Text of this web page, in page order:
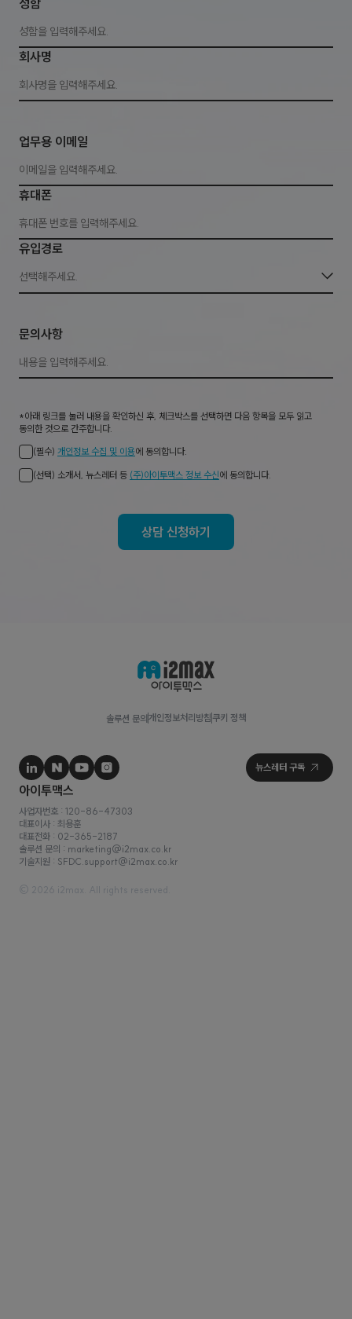
성함
회사명
업무용 이메일
휴대폰
유입경로
선택해주세요.
문의사항
*아래 링크를 눌러 내용을 확인하신 후, 체크박스를 선택하면 다음 항목을 모두 읽고
동의한 것으로 간주합니다.
(필수) 개인정보 수집 및 이용에 동의합니다.
(선택) 소개서, 뉴스레터 등 (주)아이투맥스 정보 수신에 동의합니다.
상담 신청하기
솔루션 문의 개인정보처리방침 쿠키 정책
사업자번호 : 120-86-47303
대표이사 : 최용훈
© 2026 i2max. All rights reserved.
솔루션 문의 : marketing@i2max.co.kr
기술지원 : SFDC.support@i2max.co.kr
대표전화 : 02-365-2187